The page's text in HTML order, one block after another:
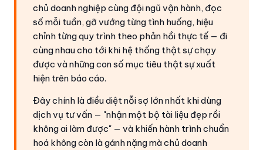
chủ doanh nghiệp cùng đội ngũ vận hành, đọc
số mỗi tuần, gỡ vướng từng tình huống, hiệu
chỉnh từng quy trình theo phản hồi thực tế — đi
cùng nhau cho tới khi hệ thống thật sự chạy
được và những con số mục tiêu thật sự xuất
hiện trên báo cáo.
Đây chính là điều diệt nỗi sợ lớn nhất khi dùng
dịch vụ tư vấn — "nhận một bộ tài liệu đẹp rồi
không ai làm được" — và khiến hành trình chuẩn
hoá không còn là gánh nặng mà chủ doanh